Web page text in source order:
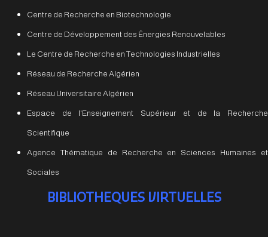
Centre de Recherche en Biotechnologie
Centre de Développement des Énergies Renouvelables
Le Centre de Recherche en Technologies Industrielles
Réseau de Recherche Algérien
Réseau Universitaire Algérien
Espace de l'Enseignement Supérieur et de la Recherche
Scientifique
Agence Thématique de Recherche en Sciences Humaines et
Sociales
BIBLIOTHEQUES VIRTUELLES